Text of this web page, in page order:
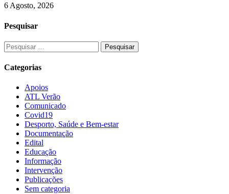
6 Agosto, 2026
Pesquisar
Categorias
Apoios
ATL Verão
Comunicado
Covid19
Desporto, Saúde e Bem-estar
Documentação
Edital
Educação
Informação
Intervenção
Publicações
Sem categoria